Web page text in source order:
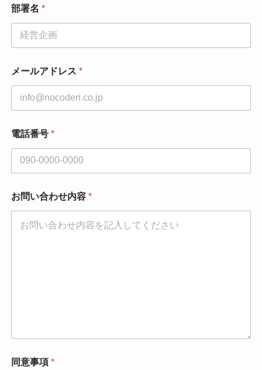
部署名 *
メールアドレス *
電話番号 *
お問い合わせ内容 *
同意事項 *